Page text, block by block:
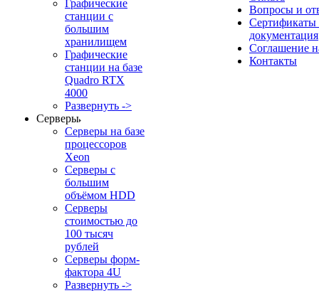
Графические
станции с
большим
хранилищем
Графические
станции на базе
Quadro RTX
4000
Развернуть ->
Серверы
Серверы на базе
процессоров
Xeon
Серверы с
большим
объёмом HDD
Серверы
стоимостью до
100 тысяч
рублей
Серверы форм-
фактора 4U
Развернуть ->
Вопросы и
Сертификаты
документация
Соглашение
Контакты